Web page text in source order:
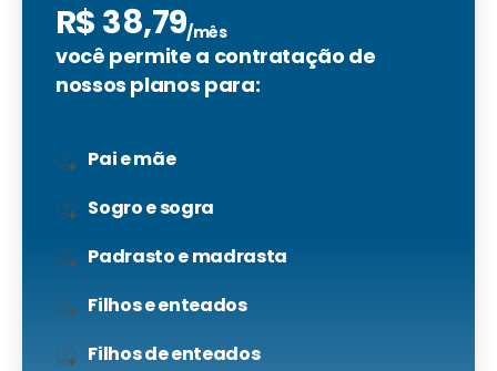
R$ 38,79/mês
você permite a contratação de
nossos planos para:
Pai e mãe
Sogro e sogra
Padrasto e madrasta
Filhos e enteados
Filhos de enteados